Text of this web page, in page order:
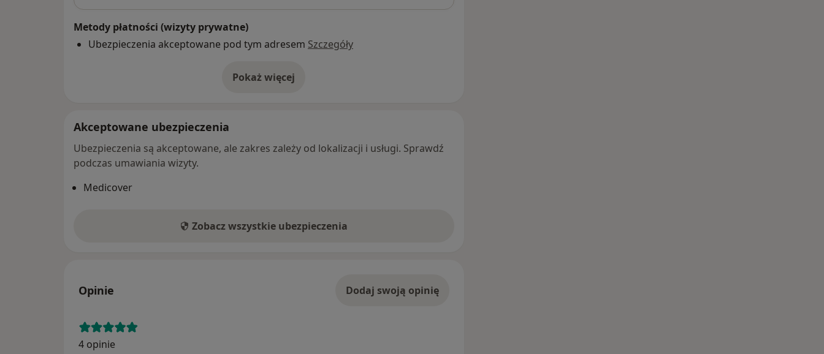
Metody płatności (wizyty prywatne)
Ubezpieczenia akceptowane pod tym adresem Szczegóły
Pokaż więcej
o adresie
Akceptowane ubezpieczenia
Ubezpieczenia są akceptowane, ale zakres zależy od lokalizacji i usługi. Sprawdź
podczas umawiania wizyty.
Medicover
Zobacz wszystkie ubezpieczenia
Opinie Dodaj swoją opinię
4 opinie